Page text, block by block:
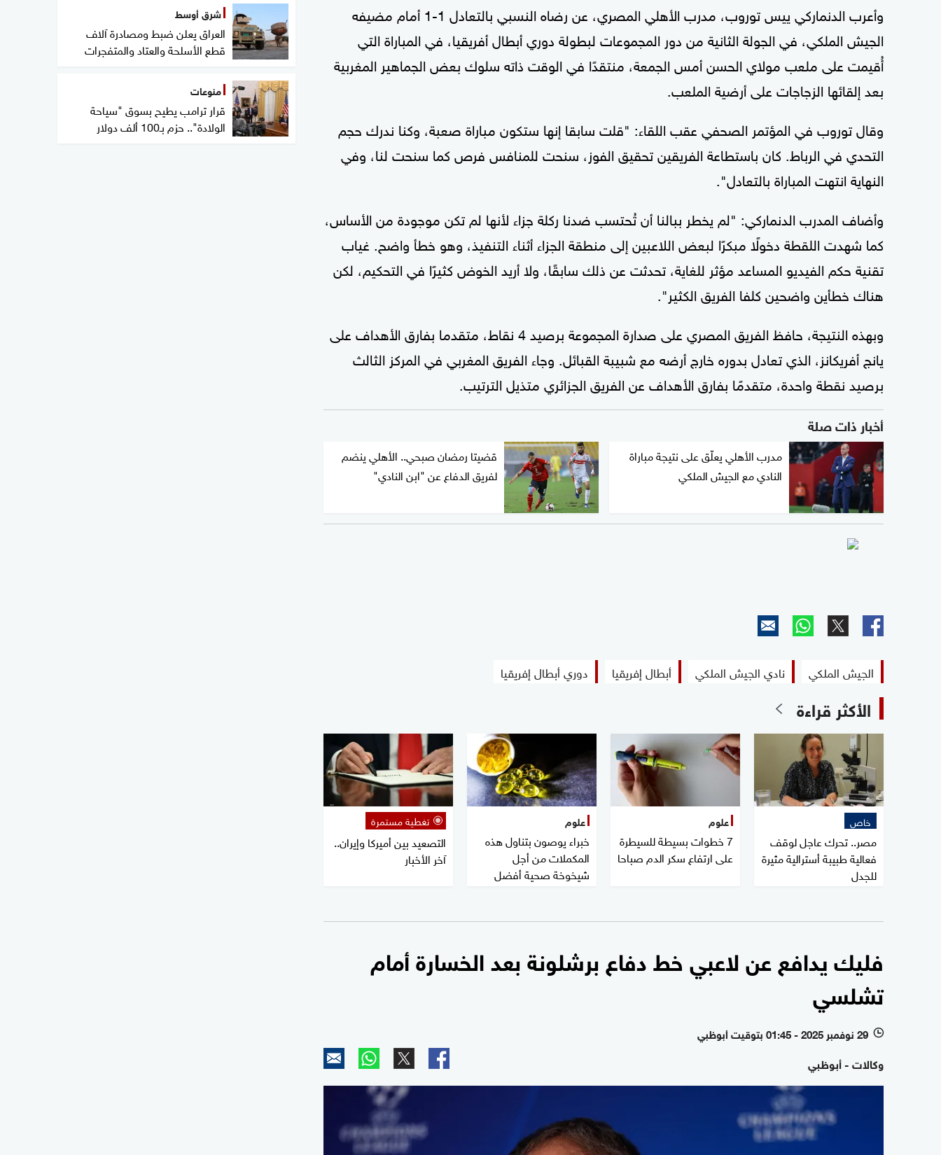
وأعرب الدنماركي ييس توروب، مدرب الأهلي المصري، عن رضاه النسبي بالتعادل 1-1 أمام مضيفه
الجيش الملكي، في الجولة الثانية من دور المجموعات لبطولة دوري أبطال أفريقيا، في المباراة التي
أُقيمت على ملعب مولاي الحسن أمس الجمعة، منتقدًا في الوقت ذاته سلوك بعض الجماهير المغربية
بعد إلقائها الزجاجات على أرضية الملعب.
وقال توروب في المؤتمر الصحفي عقب اللقاء: "قلت سابقا إنها ستكون مباراة صعبة، وكنا ندرك حجم
التحدي في الرباط. كان باستطاعة الفريقين تحقيق الفوز، سنحت للمنافس فرص كما سنحت لنا، وفي
النهاية انتهت المباراة بالتعادل".
وأضاف المدرب الدنماركي: "لم يخطر ببالنا أن تُحتسب ضدنا ركلة جزاء لأنها لم تكن موجودة من الأساس،
كما شهدت اللقطة دخولًا مبكرًا لبعض اللاعبين إلى منطقة الجزاء أثناء التنفيذ، وهو خطأ واضح. غياب
تقنية حكم الفيديو المساعد مؤثر للغاية، تحدثت عن ذلك سابقًا، ولا أريد الخوض كثيرًا في التحكيم، لكن
هناك خطأين واضحين كلفا الفريق الكثير".
وبهذه النتيجة، حافظ الفريق المصري على صدارة المجموعة برصيد 4 نقاط، متقدما بفارق الأهداف على
يانج أفريكانز، الذي تعادل بدوره خارج أرضه مع شبيبة القبائل. وجاء الفريق المغربي في المركز الثالث
برصيد نقطة واحدة، متقدمًا بفارق الأهداف عن الفريق الجزائري متذيل الترتيب.
أخبار ذات صلة
مدرب الأهلي يعلّق على نتيجة مباراة
النادي مع الجيش الملكي
قضيتا رمضان صبحي.. الأهلي ينضم
لفريق الدفاع عن "ابن النادي"
الجيش الملكي نادي الجيش الملكي أبطال إفريقيا دوري أبطال إفريقيا
الأكثر قراءة
خاص
مصر.. تحرك عاجل لوقف
فعالية طبيبة أسترالية مثيرة
للجدل
علوم
7 خطوات بسيطة للسيطرة
على ارتفاع سكر الدم صباحا
علوم
خبراء يوصون بتناول هذه
المكملات من أجل
شيخوخة صحية أفضل
تغطية مستمرة
التصعيد بين أميركا وإيران..
آخر الأخبار
فليك يدافع عن لاعبي خط دفاع برشلونة بعد الخسارة أمام
تشلسي
l 29 نوفمبر 2025 - 01:45 بتوقيت أبوظبي
وكالات - أبوظبي
شرق أوسط
العراق يعلن ضبط ومصادرة آلاف
قطع الأسلحة والعتاد والمتفجرات
منوعات
قرار ترامب يطيح بسوق "سياحة
الولادة".. حزم بـ100 ألف دولار